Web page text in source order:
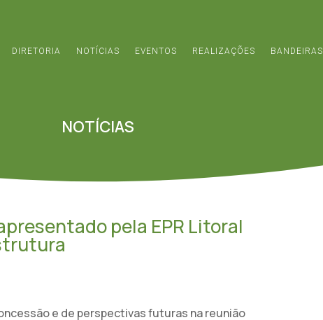
DIRETORIA NOTÍCIAS EVENTOS REALIZAÇÕES BANDEIRAS
NOTÍCIAS
pela EPR Litoral
e de perspectivas futuras na reunião